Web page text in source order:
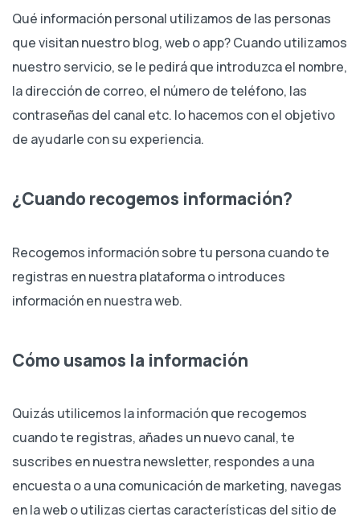
Qué información personal utilizamos de las personas
que visitan nuestro blog, web o app? Cuando utilizamos
nuestro servicio, se le pedirá que introduzca el nombre,
la dirección de correo, el número de teléfono, las
contraseñas del canal etc. lo hacemos con el objetivo
de ayudarle con su experiencia.
¿Cuando recogemos información?
Recogemos información sobre tu persona cuando te
registras en nuestra plataforma o introduces
información en nuestra web.
Cómo usamos la información
Quizás utilicemos la información que recogemos
cuando te registras, añades un nuevo canal, te
suscribes en nuestra newsletter, respondes a una
encuesta o a una comunicación de marketing, navegas
en la web o utilizas ciertas características del sitio de